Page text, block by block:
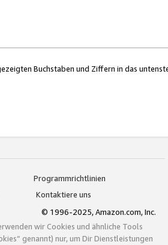
Buchstaben und Ziffern in das
Programmrichtlinien
Kontaktiere uns
© 1996-2025, Amazon.com, Inc.
wir Cookies und ähnliche Tools
genannt) nur, um Dir Dienstleistungen